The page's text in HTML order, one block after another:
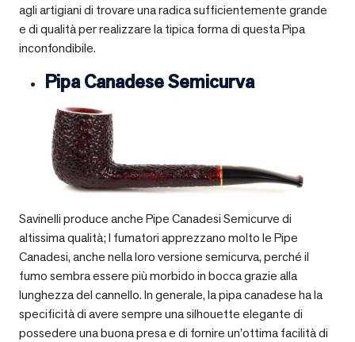
agli artigiani di trovare una radica sufficientemente grande
e di qualità per realizzare la tipica forma di questa Pipa
inconfondibile.
Pipa Canadese Semicurva
Savinelli produce anche Pipe Canadesi Semicurve di
altissima qualità; I fumatori apprezzano molto le Pipe
Canadesi, anche nella loro versione semicurva, perché il
fumo sembra essere più morbido in bocca grazie alla
lunghezza del cannello. In generale, la pipa canadese ha la
specificità di avere sempre una silhouette elegante di
possedere una buona presa e di fornire un’ottima facilità di